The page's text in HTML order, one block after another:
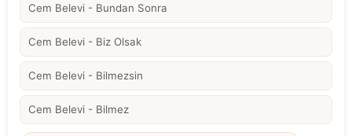
Cem Belevi - Bundan Sonra
Cem Belevi - Biz Olsak
Cem Belevi - Bilmezsin
Cem Belevi - Bilmez